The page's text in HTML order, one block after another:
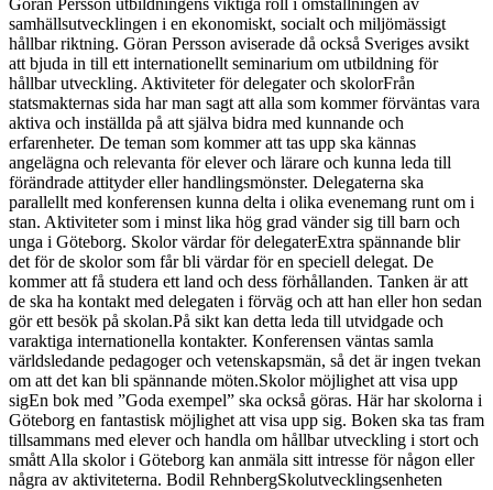
samhällsutvecklingen i en ekonomiskt, socialt och miljömässigt
hållbar riktning. Göran Persson aviserade då också Sveriges avsikt
att bjuda in till ett internationellt seminarium om utbildning för
hållbar utveckling. Aktiviteter för delegater och skolorFrån
statsmakternas sida har man sagt att alla som kommer förväntas vara
aktiva och inställda på att själva bidra med kunnande och
erfarenheter. De teman som kommer att tas upp ska kännas
angelägna och relevanta för elever och lärare och kunna leda till
förändrade attityder eller handlingsmönster. Delegaterna ska
parallellt med konferensen kunna delta i olika evenemang runt om i
stan. Aktiviteter som i minst lika hög grad vänder sig till barn och
unga i Göteborg. Skolor värdar för delegaterExtra spännande blir
det för de skolor som får bli värdar för en speciell delegat. De
kommer att få studera ett land och dess förhållanden. Tanken är att
de ska ha kontakt med delegaten i förväg och att han eller hon sedan
gör ett besök på skolan.På sikt kan detta leda till utvidgade och
varaktiga internationella kontakter. Konferensen väntas samla
världsledande pedagoger och vetenskapsmän, så det är ingen tvekan
om att det kan bli spännande möten.Skolor möjlighet att visa upp
sigEn bok med ”Goda exempel” ska också göras. Här har skolorna i
Göteborg en fantastisk möjlighet att visa upp sig. Boken ska tas fram
tillsammans med elever och handla om hållbar utveckling i stort och
smått Alla skolor i Göteborg kan anmäla sitt intresse för någon eller
några av aktiviteterna. Bodil RehnbergSkolutvecklingsenheten